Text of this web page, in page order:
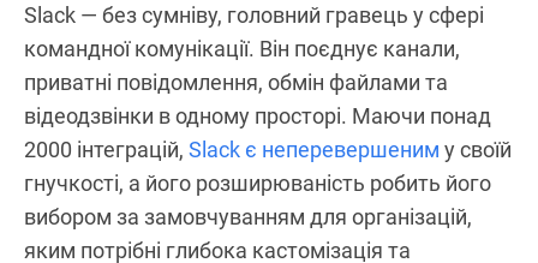
Slack — без сумніву, головний гравець у сфері
командної комунікації. Він поєднує канали,
приватні повідомлення, обмін файлами та
відеодзвінки в одному просторі. Маючи понад
2000 інтеграцій, Slack є неперевершеним у своїй
гнучкості, а його розширюваність робить його
вибором за замовчуванням для організацій,
яким потрібні глибока кастомізація та